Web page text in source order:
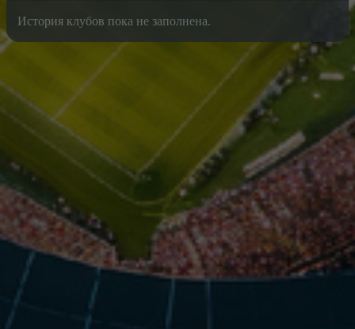
История клубов пока не заполнена.